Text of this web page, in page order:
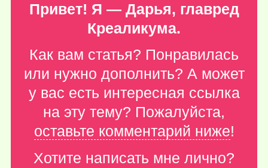
Привет! Я — Дарья, главред
Креаликума.
Как вам статья? Понравилась
или нужно дополнить? А может
у вас есть интересная ссылка
на эту тему? Пожалуйста,
оставьте комментарий ниже!
Хотите написать мне лично?